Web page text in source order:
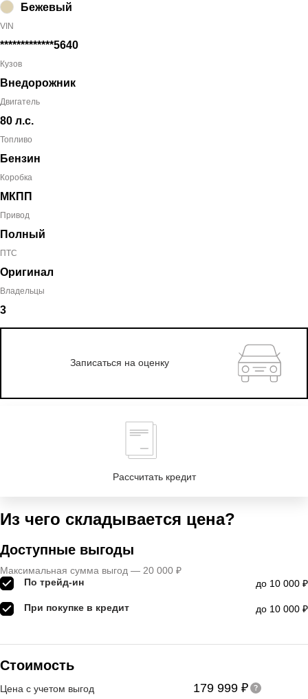
Бежевый
VIN
*************5640
Кузов
Внедорожник
Двигатель
80 л.с.
Топливо
Бензин
Коробка
МКПП
Привод
Полный
ПТС
Оригинал
Владельцы
3
Записаться на оценку
Рассчитать кредит
Из чего складывается цена?
Доступные выгоды
Максимальная сумма выгод — 20 000 ₽
По трейд-ин
до 10 000 ₽
При покупке в кредит до 10 000 ₽
Стоимость
Цена с учетом выгод 179 999 ₽